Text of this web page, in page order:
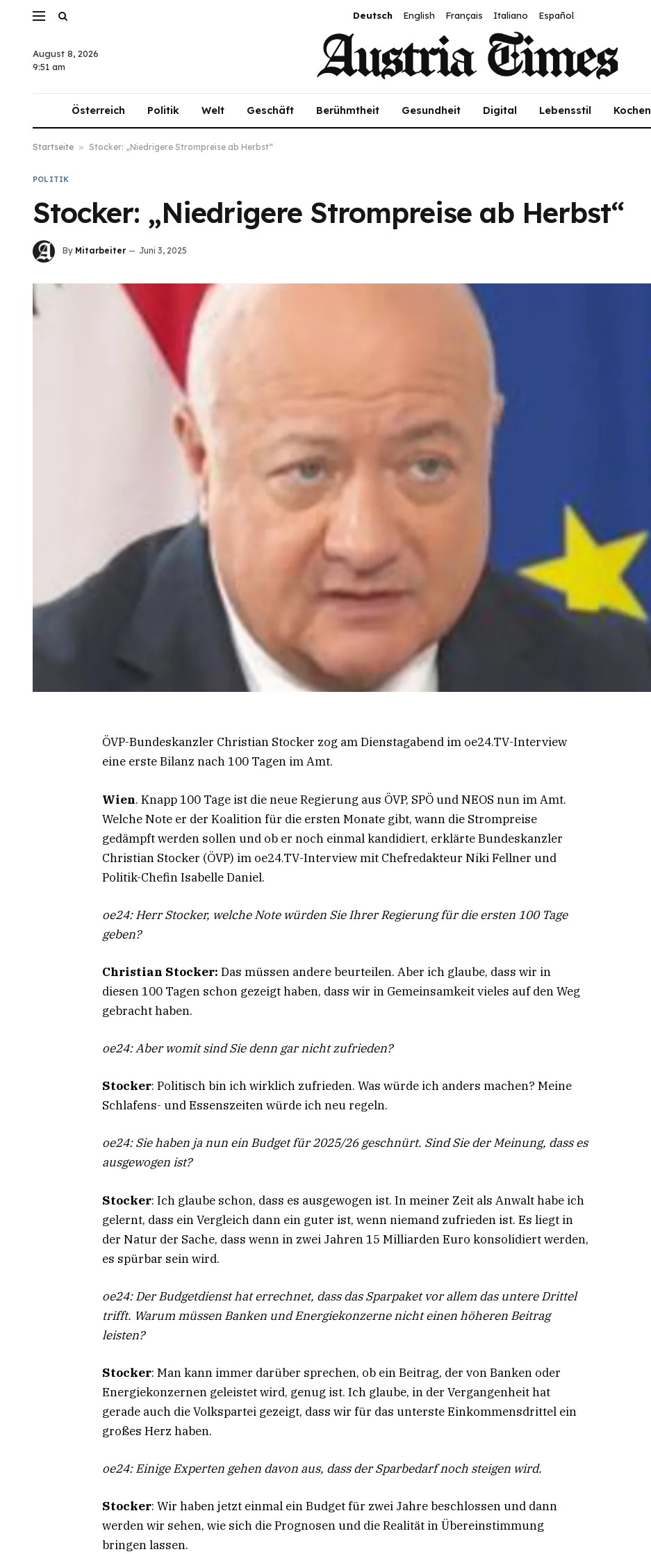
Deutsch English Français Italiano Español
August 8, 2026
9:51 am
Österreich Politik Welt Geschäft Berühmtheit Gesundheit Digital Lebensstil Kochen
Startseite » Stocker: „Niedrigere Strompreise ab Herbst“
POLITIK
Stocker: „Niedrigere Strompreise ab Herbst“
By Mitarbeiter Juni 3, 2025
ÖVP-Bundeskanzler Christian Stocker zog am Dienstagabend im oe24.TV-Interview
eine erste Bilanz nach 100 Tagen im Amt.
Wien. Knapp 100 Tage ist die neue Regierung aus ÖVP, SPÖ und NEOS nun im Amt.
Welche Note er der Koalition für die ersten Monate gibt, wann die Strompreise
gedämpft werden sollen und ob er noch einmal kandidiert, erklärte Bundeskanzler
Christian Stocker (ÖVP) im oe24.TV-Interview mit Chefredakteur Niki Fellner und
Politik-Chefin Isabelle Daniel.
oe24: Herr Stocker, welche Note würden Sie Ihrer Regierung für die ersten 100 Tage
geben?
Christian Stocker: Das müssen andere beurteilen. Aber ich glaube, dass wir in
diesen 100 Tagen schon gezeigt haben, dass wir in Gemeinsamkeit vieles auf den Weg
gebracht haben.
oe24: Aber womit sind Sie denn gar nicht zufrieden?
Stocker: Politisch bin ich wirklich zufrieden. Was würde ich anders machen? Meine
Schlafens- und Essenszeiten würde ich neu regeln.
oe24: Sie haben ja nun ein Budget für 2025/26 geschnürt. Sind Sie der Meinung, dass es
ausgewogen ist?
Stocker: Ich glaube schon, dass es ausgewogen ist. In meiner Zeit als Anwalt habe ich
gelernt, dass ein Vergleich dann ein guter ist, wenn niemand zufrieden ist. Es liegt in
der Natur der Sache, dass wenn in zwei Jahren 15 Milliarden Euro konsolidiert werden,
es spürbar sein wird.
oe24: Der Budgetdienst hat errechnet, dass das Sparpaket vor allem das untere Drittel
trifft. Warum müssen Banken und Energiekonzerne nicht einen höheren Beitrag
leisten?
Stocker: Man kann immer darüber sprechen, ob ein Beitrag, der von Banken oder
Energiekonzernen geleistet wird, genug ist. Ich glaube, in der Vergangenheit hat
gerade auch die Volkspartei gezeigt, dass wir für das unterste Einkommensdrittel ein
großes Herz haben.
oe24: Einige Experten gehen davon aus, dass der Sparbedarf noch steigen wird.
Stocker: Wir haben jetzt einmal ein Budget für zwei Jahre beschlossen und dann
werden wir sehen, wie sich die Prognosen und die Realität in Übereinstimmung
bringen lassen.